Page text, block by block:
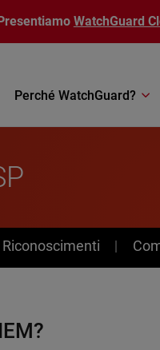
WatchGuard
Perché WatchGuard?